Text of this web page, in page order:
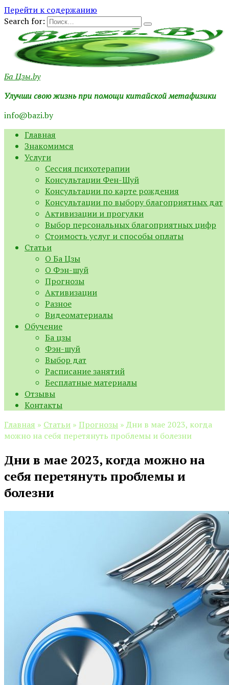
Перейти к содержанию
Search for:
Ба Цзы.by
Улучши свою жизнь при помощи китайской метафизики
info@bazi.by
Главная
Знакомимся
Услуги
Сессия психотерапии
Консультации Фен-Шуй
Консультации по карте рождения
Консультации по выбору благоприятных дат
Активизации и прогулки
Выбор персональных благоприятных цифр
Стоимость услуг и способы оплаты
Статьи
О Ба Цзы
О Фэн-шуй
Прогнозы
Активизации
Разное
Видеоматериалы
Обучение
Ба цзы
Фэн-шуй
Выбор дат
Расписание занятий
Бесплатные материалы
Отзывы
Контакты
Главная » Статьи » Прогнозы » Дни в мае 2023, когда
можно на себя перетянуть проблемы и болезни
Дни в мае 2023, когда можно на
себя перетянуть проблемы и
болезни